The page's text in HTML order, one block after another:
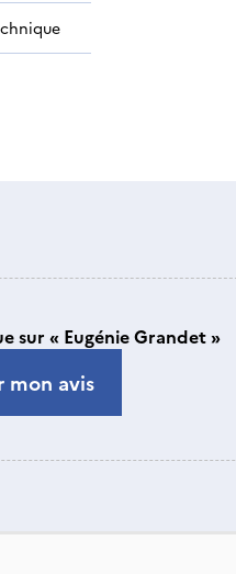
sur « Eugénie Grandet »
mon avis